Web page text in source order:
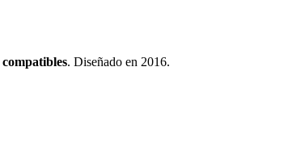
compatibles. Diseñado en 2016.